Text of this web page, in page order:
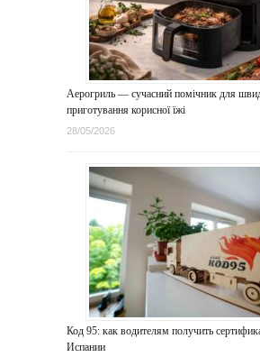
Аерогриль — сучасний помічник для
приготування корисної їжі
28/05/2026
Код 95: как водителям получить
Испании